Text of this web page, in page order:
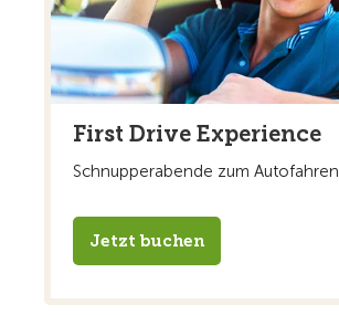
First Drive Experience
Schnupperabende zum Autofahren
Jetzt buchen